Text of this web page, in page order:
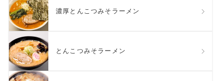
濃厚とんこつみそラーメン
とんこつみそラーメン